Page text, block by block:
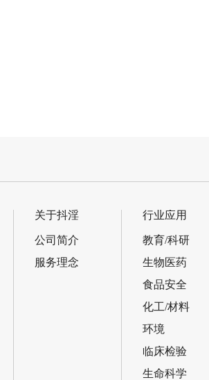
关于抖淫
公司简介
服务理念
行业应用
教育/科研
生物医药
食品安全
化工/材料
环境
临床检验
生命科学